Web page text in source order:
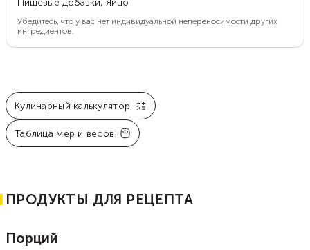
Пищевые добавки, Яйцо
Убедитесь, что у вас нет индивидуальной непереносимости других
ингредиентов.
Кулинарный калькулятор
Таблица мер и весов
ПРОДУКТЫ ДЛЯ РЕЦЕПТА
Порций